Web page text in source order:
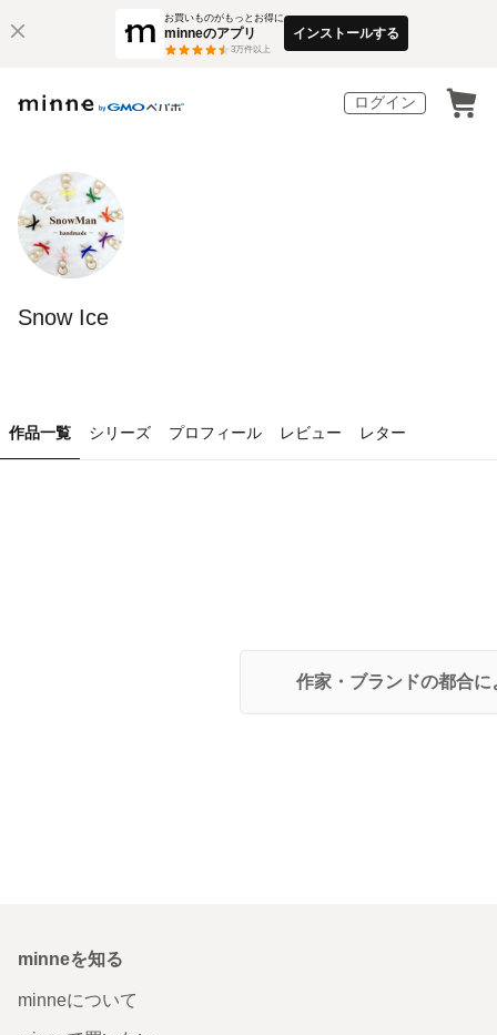
お買いものがもっとお得に
minneのアプリ
3万件以上
インストールする
ログイン
Snow Ice
作品一覧 シリーズ プロフィール レビュー レター
作家・ブランドの都合
minneを知る
minneについて